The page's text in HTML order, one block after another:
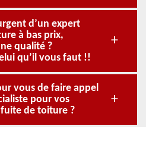
d’un expert
à bas prix,
qualité ?
qu’il vous faut !!
vous de faire appel
pour vos
de toiture ?